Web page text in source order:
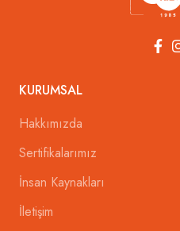
KURUMSAL
Hakkımızda
Sertifikalarımız
İnsan Kaynakları
İletişim